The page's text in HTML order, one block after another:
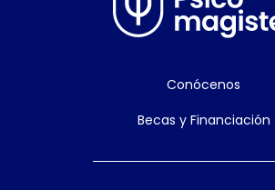
Conócenos
Becas y Financiación